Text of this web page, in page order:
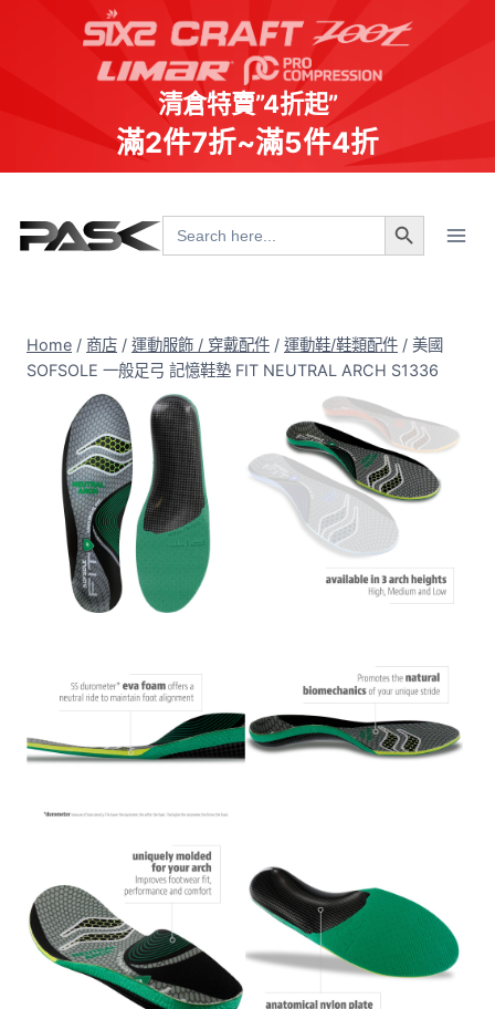
清倉特賣”4折起”
滿2件7折~滿5件4折
content
Search
for:
Search Button
Home / 商店 / 運動服飾 / 穿戴配件 / 運動鞋/鞋類配件 / 美國
SOFSOLE 一般足弓 記憶鞋墊 FIT NEUTRAL ARCH S1336